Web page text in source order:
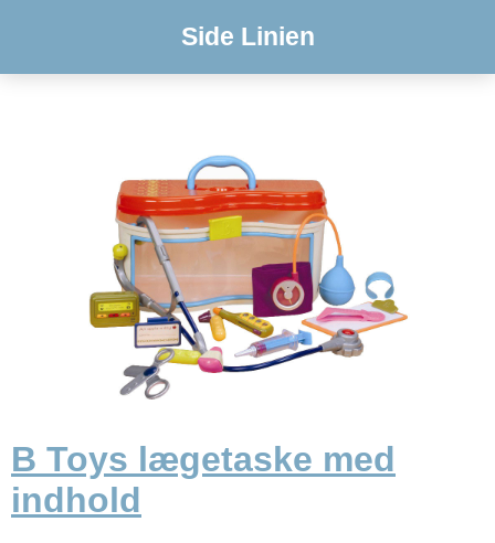
Side Linien
B Toys lægetaske med
indhold